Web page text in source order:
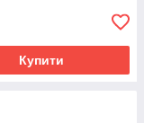
Купити